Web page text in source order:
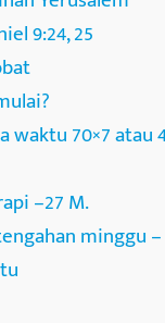
9:24, 25
70×7 atau
–27 M.
minggu –